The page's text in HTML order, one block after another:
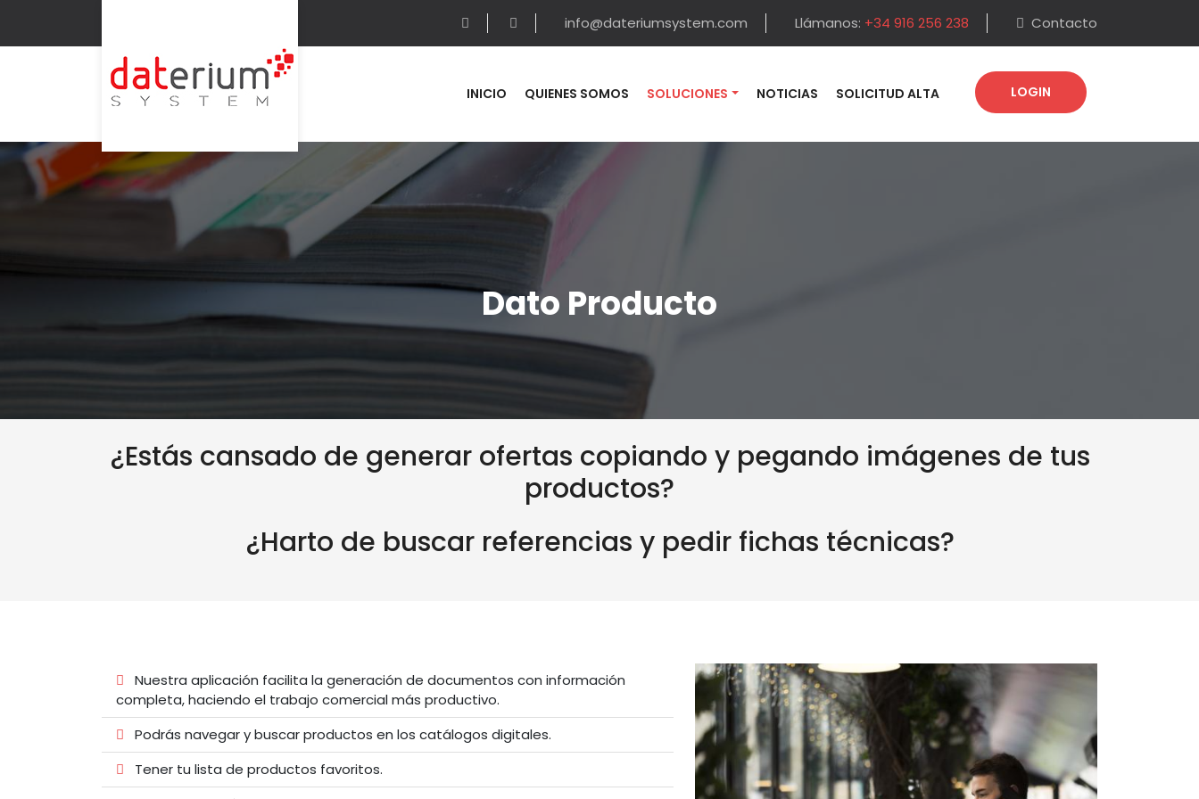
info@dateriumsystem.com Llámanos: +34 916 256 238 Contacto
INICIO QUIENES SOMOS SOLUCIONES NOTICIAS SOLICITUD ALTA LOGIN
Dato Producto
¿Estás cansado de generar ofertas copiando y pegando imágenes de tus
productos?
¿Harto de buscar referencias y pedir fichas técnicas?
Nuestra aplicación facilita la generación de documentos con información
completa, haciendo el trabajo comercial más productivo.
Podrás navegar y buscar productos en los catálogos digitales.
Tener tu lista de productos favoritos.